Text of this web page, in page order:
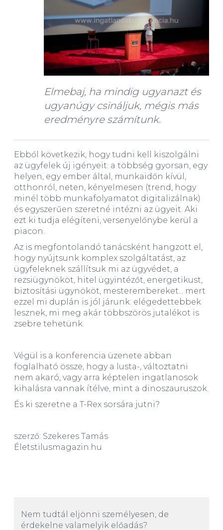
Elmebaj, ha mindig ugyanazt és
ugyanúgy csináljuk, mégis más
eredményre számítunk.
Ebből következik, hogy tudni kell kiszolgálni
az ügyfelek új igényeit: a többség gyorsan, egy
helyen, egy ember által, munkaidőn kívül,
otthonról, neten, kényelmesen (trend, hogy
minél több munkafolyamatot digitalizálnak)
és egyszerűen szeretné intézni az ügyeit. Aki
ezt ki tudja elégíteni, versenyelőnybe kerül a
piacon.
Az is megfontolandó tanácsként hangzott el,
hogy nyújtsunk komplex szolgáltatást, az
ügyfeleknek szállítsuk mi az ügyvédet, a
rezsiügynököt, hitel ügyintézőt, energetikust,
biztosítási ügynököt, mesterembereket... mert
ezzel mi duplán is jól járunk: elégedettebbek
lesznek, mi meg akár többszörös jutalékot is
zsebre tehetünk.
Végül is a konferencia üzenete abban
foglalható össze, hogy a lusta-, változtatni
nem akaró, vagy arra képtelen ingatlanosok
kihalásra vannak ítélve, mint a dinoszauruszok.
És ki szeretne a T-Rex sorsára jutni?
szerző: Szekeres Tamás
Életstilusmagazin.hu
Nem tudtál eljönni személyesen, de
érdekelne valamelyik előadás?